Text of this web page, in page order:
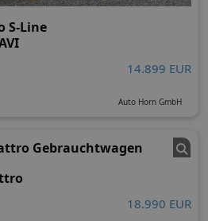
S-Line
14.899 EUR
Auto Horn GmbH
18.990 EUR